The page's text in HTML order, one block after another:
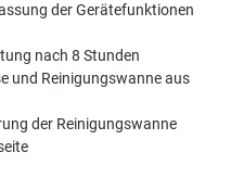
der Gerätefunktionen
nach 8 Stunden
und Reinigungswanne aus
der Reinigungswanne